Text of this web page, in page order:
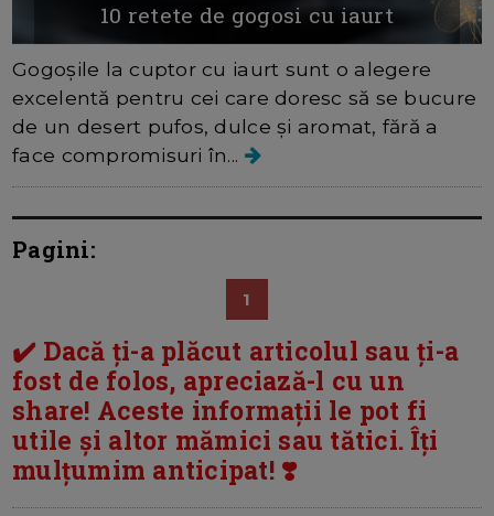
10 retete de gogosi cu iaurt
Gogoșile la cuptor cu iaurt sunt o alegere
excelentă pentru cei care doresc să se bucure
de un desert pufos, dulce și aromat, fără a
face compromisuri în...
Pagini:
1
✔️ Dacă ți-a plăcut articolul sau ți-a
fost de folos, apreciază-l cu un
share! Aceste informații le pot fi
utile și altor mămici sau tătici. Îți
mulțumim anticipat! ❣️